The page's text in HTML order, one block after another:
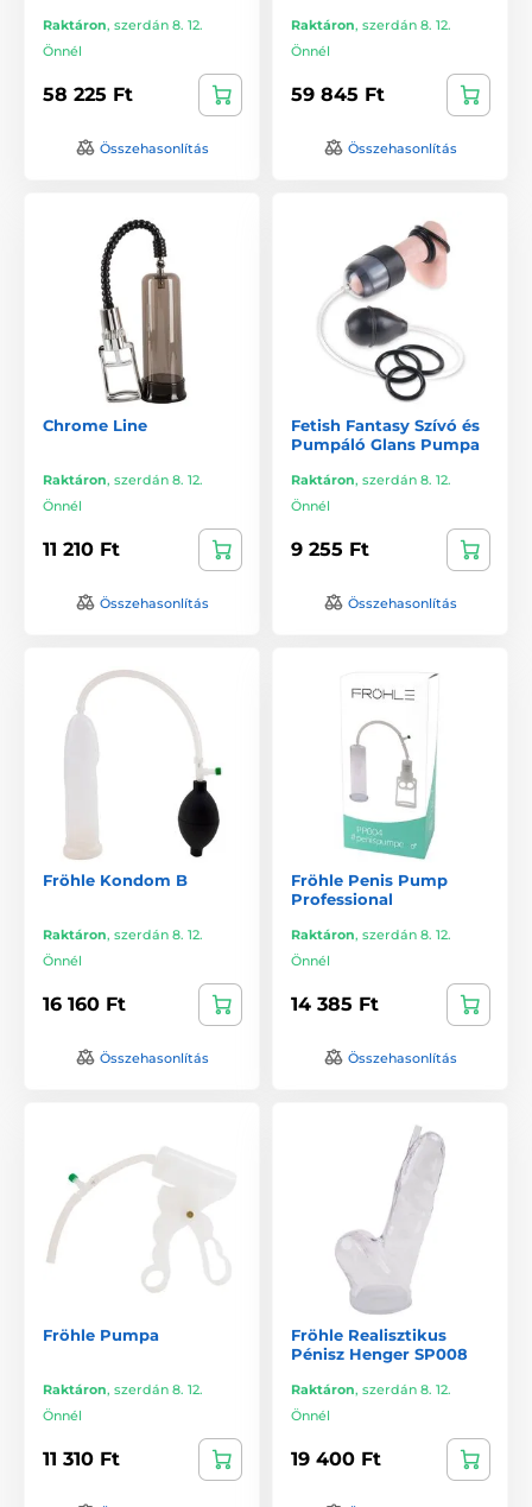
Raktáron, szerdán 8. 12.
Önnél
58 225 Ft
Összehasonlítás
Raktáron, szerdán 8. 12.
Önnél
59 845 Ft
Összehasonlítás
Chrome Line
Raktáron, szerdán 8. 12.
Önnél
11 210 Ft
Összehasonlítás
Fetish Fantasy Szívó és
Pumpáló Glans Pumpa
Raktáron, szerdán 8. 12.
Önnél
9 255 Ft
Összehasonlítás
Fröhle Kondom B
Raktáron, szerdán 8. 12.
Önnél
16 160 Ft
Összehasonlítás
Fröhle Penis Pump
Professional
Raktáron, szerdán 8. 12.
Önnél
14 385 Ft
Összehasonlítás
Fröhle Pumpa
Raktáron, szerdán 8. 12.
Önnél
11 310 Ft
Fröhle Realisztikus
Pénisz Henger SP008
Raktáron, szerdán 8. 12.
Önnél
19 400 Ft